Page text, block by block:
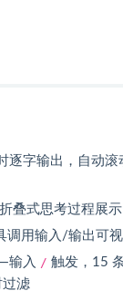
逐字输出，自动滚
叠式思考过程展示
调用输入/输出可视
输入 / 触发，15
过滤